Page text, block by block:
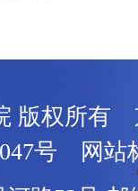
版权所有
号 网站